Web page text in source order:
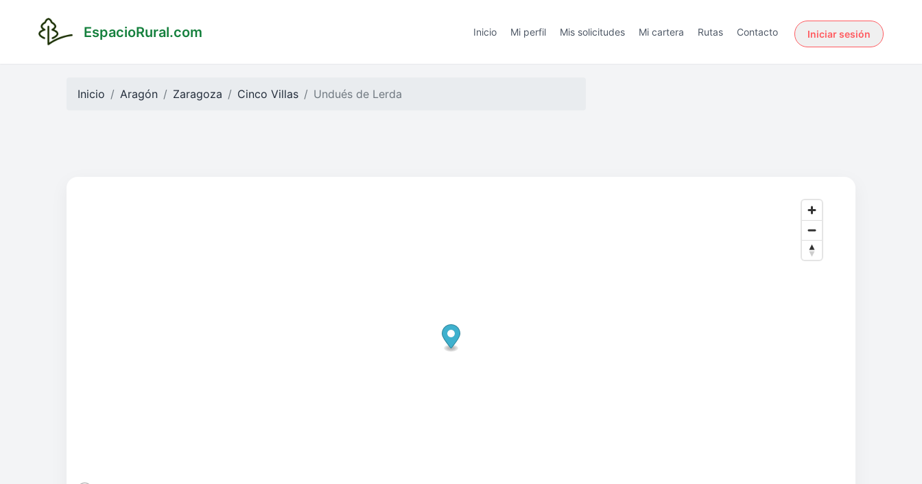
EspacioRural.com Inicio Mi perfil Mis solicitudes Mi cartera Rutas Contacto Iniciar sesión
Inicio Aragón Zaragoza Cinco Villas Undués de Lerda